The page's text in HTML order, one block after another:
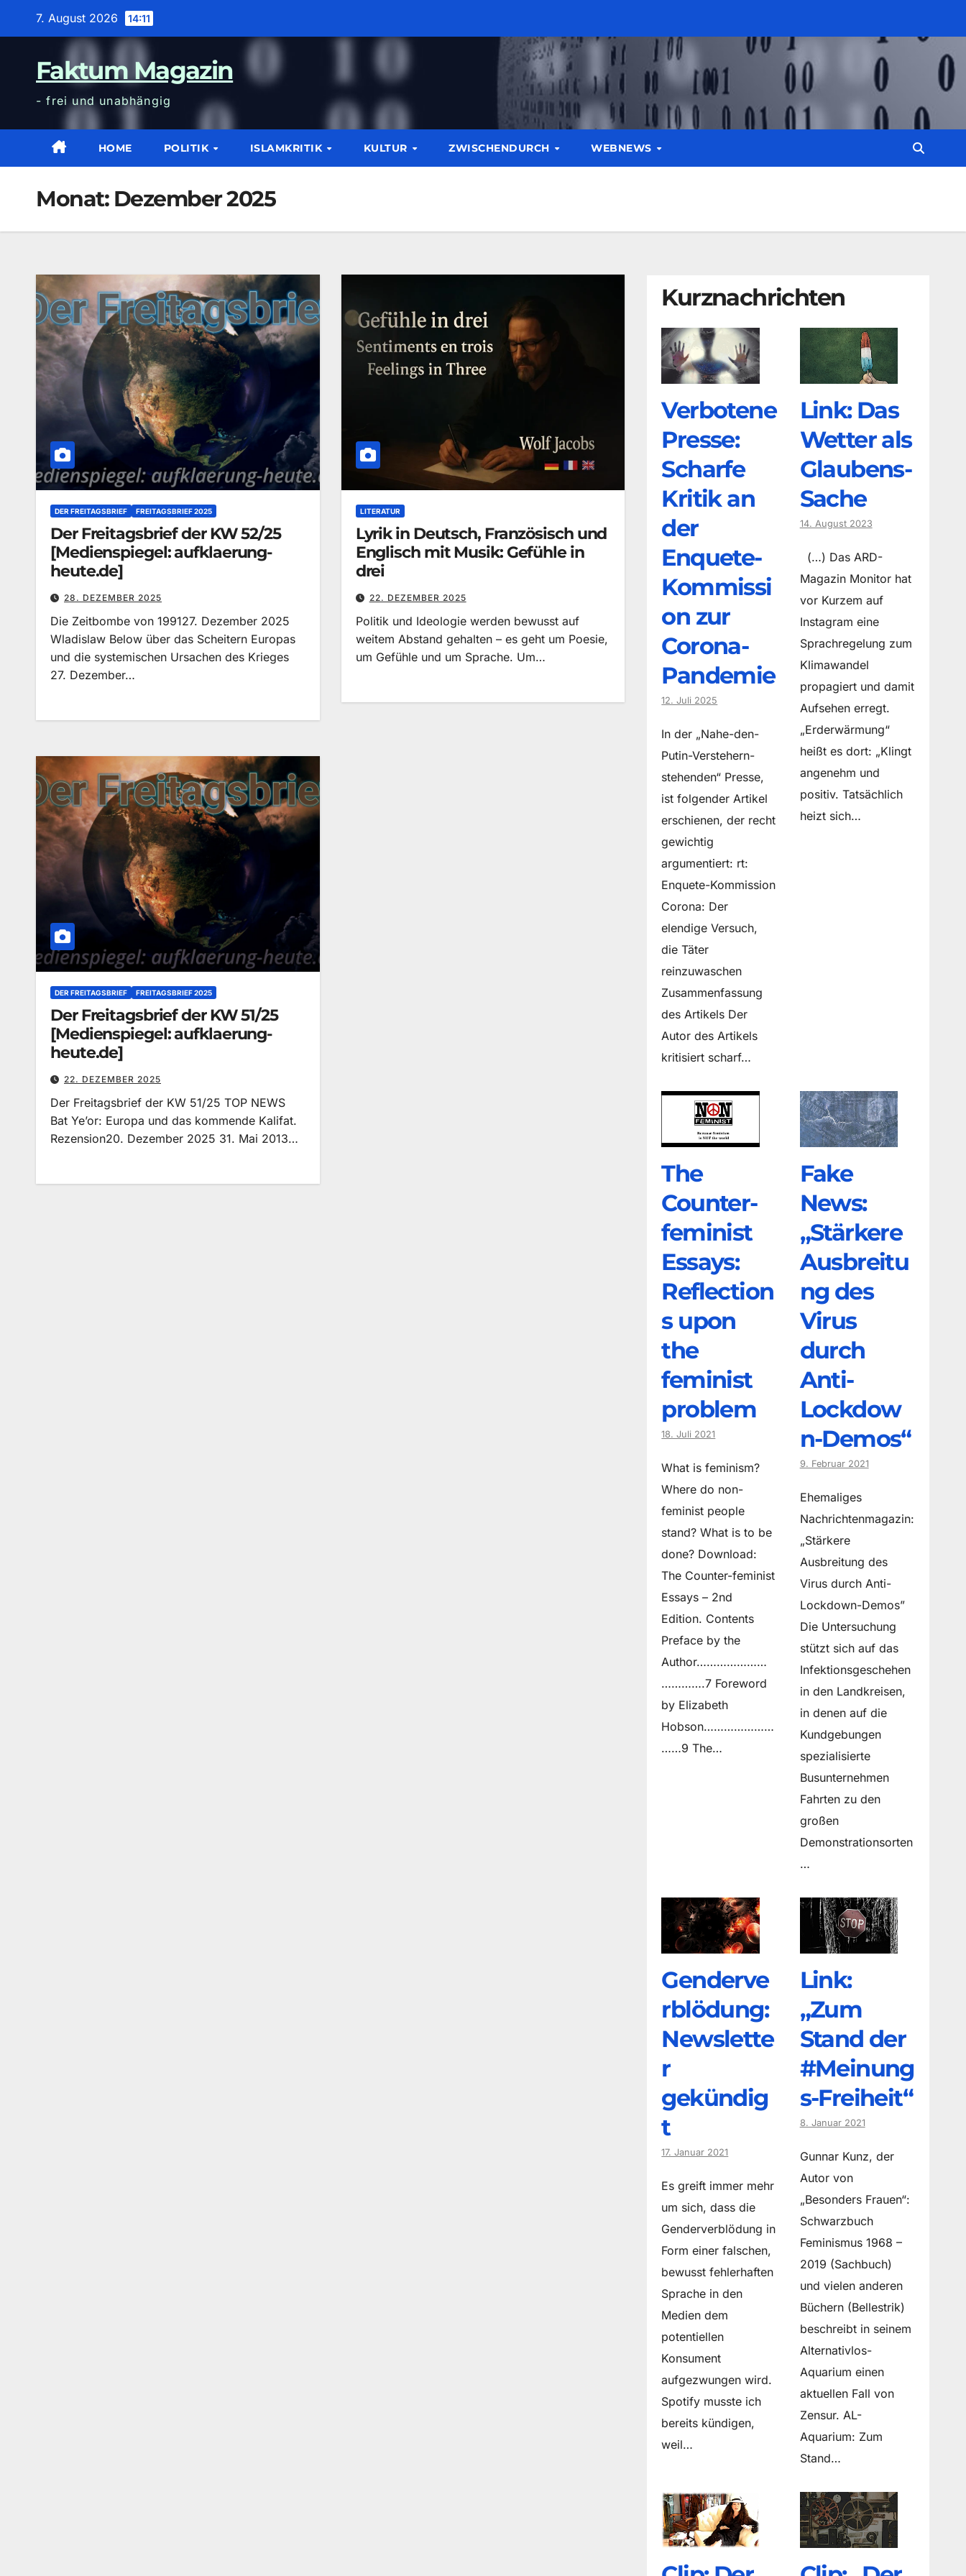
7. August 2026 14:11
Faktum Magazin
- frei und unabhängig
HOME POLITIK ISLAMKRITIK KULTUR ZWISCHENDURCH WEBNEWS
Monat: Dezember 2025
DER FREITAGSBRIEF FREITAGSBRIEF 2025
Der Freitagsbrief der KW 52/25
[Medienspiegel: aufklaerung-
heute.de]
28. DEZEMBER 2025
Die Zeitbombe von 199127. Dezember 2025
Wladislaw Below über das Scheitern Europas
und die systemischen Ursachen des Krieges
27. Dezember…
LITERATUR
Lyrik in Deutsch, Französisch und
Englisch mit Musik: Gefühle in
drei
22. DEZEMBER 2025
Politik und Ideologie werden bewusst auf
weitem Abstand gehalten – es geht um Poesie,
um Gefühle und um Sprache. Um…
DER FREITAGSBRIEF FREITAGSBRIEF 2025
Der Freitagsbrief der KW 51/25
[Medienspiegel: aufklaerung-
heute.de]
22. DEZEMBER 2025
Der Freitagsbrief der KW 51/25 TOP NEWS
Bat Ye’or: Europa und das kommende Kalifat.
Rezension20. Dezember 2025 31. Mai 2013…
Kurznachrichten
Verbotene
Presse:
Scharfe
Kritik an
der
Enquete-
Kommissi
on zur
Corona-
Pandemie
12. Juli 2025
In der „Nahe-den-
Putin-Verstehern-
stehenden“ Presse,
ist folgender Artikel
erschienen, der recht
gewichtig
argumentiert: rt:
Enquete-Kommission
Corona: Der
elendige Versuch,
die Täter
reinzuwaschen
Zusammenfassung
des Artikels Der
Autor des Artikels
kritisiert scharf…
Link: Das
Wetter als
Glaubens-
Sache
14. August 2023
(…) Das ARD-
Magazin Monitor hat
vor Kurzem auf
Instagram eine
Sprachregelung zum
Klimawandel
propagiert und damit
Aufsehen erregt.
„Erderwärmung“
heißt es dort: „Klingt
angenehm und
positiv. Tatsächlich
heizt sich…
The
Counter­
feminist
Essays:
Reflection
s upon
the
feminist
problem
18. Juli 2021
What is feminism?
Where do non­
feminist people
stand? What is to be
done? Download:
The Counter-feminist
Essays – 2nd
Edition. Contents
Preface by the
Author…………………
………….7 Foreword
by Elizabeth
Hobson…………………
……9 The…
Fake
News:
„Stärkere
Ausbreitu
ng des
Virus
durch
Anti-
Lockdow
n-Demos“
9. Februar 2021
Ehemaliges
Nachrichtenmagazin:
„Stärkere
Ausbreitung des
Virus durch Anti-
Lockdown-Demos”
Die Untersuchung
stützt sich auf das
Infektionsgeschehen
in den Landkreisen,
in denen auf die
Kundgebungen
spezialisierte
Busunternehmen
Fahrten zu den
großen
Demonstrationsorten
…
Genderve
rblödung:
Newslette
r
gekündig
t
17. Januar 2021
Es greift immer mehr
um sich, dass die
Genderverblödung in
Form einer falschen,
bewusst fehlerhaften
Sprache in den
Medien dem
potentiellen
Konsument
aufgezwungen wird.
Spotify musste ich
bereits kündigen,
weil…
Link:
„Zum
Stand der
#Meinung
s-Freiheit“
8. Januar 2021
Gunnar Kunz, der
Autor von
„Besonders Frauen“:
Schwarzbuch
Feminismus 1968 –
2019 (Sachbuch)
und vielen anderen
Büchern (Bellestrik)
beschreibt in seinem
Alternativlos-
Aquarium einen
aktuellen Fall von
Zensur. AL-
Aquarium: Zum
Stand…